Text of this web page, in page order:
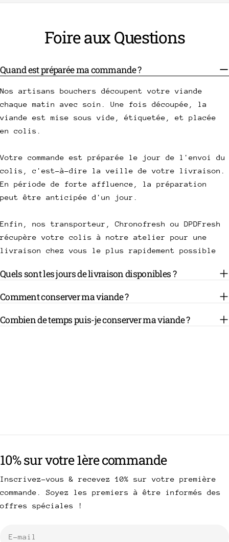
Foire aux Questions
Quand est préparée ma commande ?
Nos artisans bouchers découpent votre viande
chaque matin avec soin. Une fois découpée, la
viande est mise sous vide, étiquetée, et placée
en colis.
Votre commande est préparée le jour de l'envoi du
colis, c'est-à-dire la veille de votre livraison.
En période de forte affluence, la préparation
peut être anticipée d'un jour.
Enfin, nos transporteur, Chronofresh ou DPDFresh
récupère votre colis à notre atelier pour une
livraison chez vous le plus rapidement possible
Quels sont les jours de livraison disponibles ?
Comment conserver ma viande ?
Combien de temps puis-je conserver ma viande ?
10% sur votre 1ère commande
Inscrivez-vous & recevez 10% sur votre première
commande. Soyez les premiers à être informés des
offres spéciales !